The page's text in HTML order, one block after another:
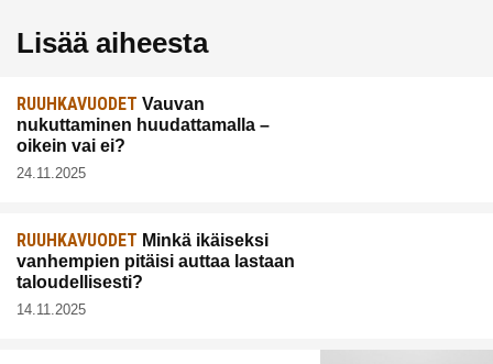
Lisää aiheesta
RUUHKAVUODET Vauvan
nukuttaminen huudattamalla –
oikein vai ei?
24.11.2025
RUUHKAVUODET Minkä ikäiseksi
vanhempien pitäisi auttaa lastaan
taloudellisesti?
14.11.2025